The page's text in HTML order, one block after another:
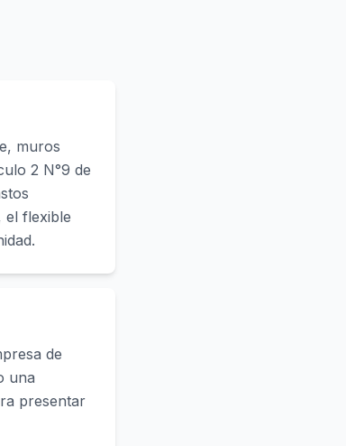
muros
2 N°9 de
el flexible
de
una
presentar